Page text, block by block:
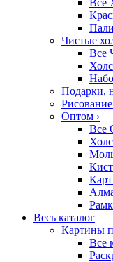
Все
Чистые
Все
Подарки,
Оптом ›
Все
Весь каталог
Картины
Все